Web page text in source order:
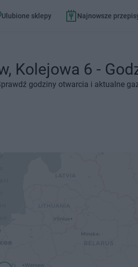
Ulubione sklepy Najnowsze
Kolejowa 6 -
godziny otwarcia i aktualne